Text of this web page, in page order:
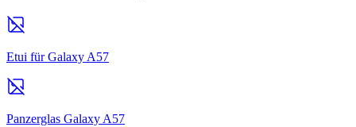
Etui für Galaxy A57
Panzerglas Galaxy A57